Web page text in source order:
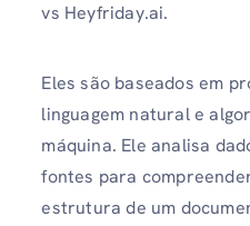
vs Heyfriday.ai.
Eles são baseados em
linguagem natural e
máquina. Ele analisa
fontes para
estrutura de um